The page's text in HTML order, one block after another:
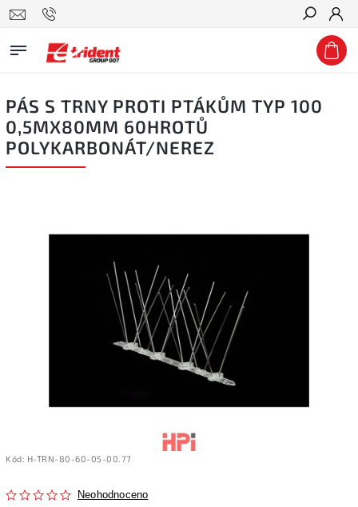
Hledat
PÁS S TRNY PROTI PTÁKŮM TYP 100
0,5MX80MM 60HROTŮ
POLYKARBONÁT/NEREZ
Kód: H-TRN-80-60-05-00.77
Neohodnoceno